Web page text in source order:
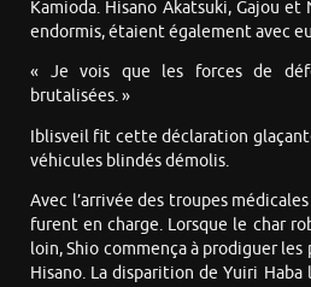
Kamioda. Hisano Akatsuki, Gajou
endormis, étaient également avec
« Je vois que les forces de
brutalisées. »
Iblisveil fit cette déclaration
véhicules blindés démolis.
Avec l’arrivée des troupes
furent en charge. Lorsque le char
loin, Shio commença à prodiguer les
Hisano. La disparition de Yuiri